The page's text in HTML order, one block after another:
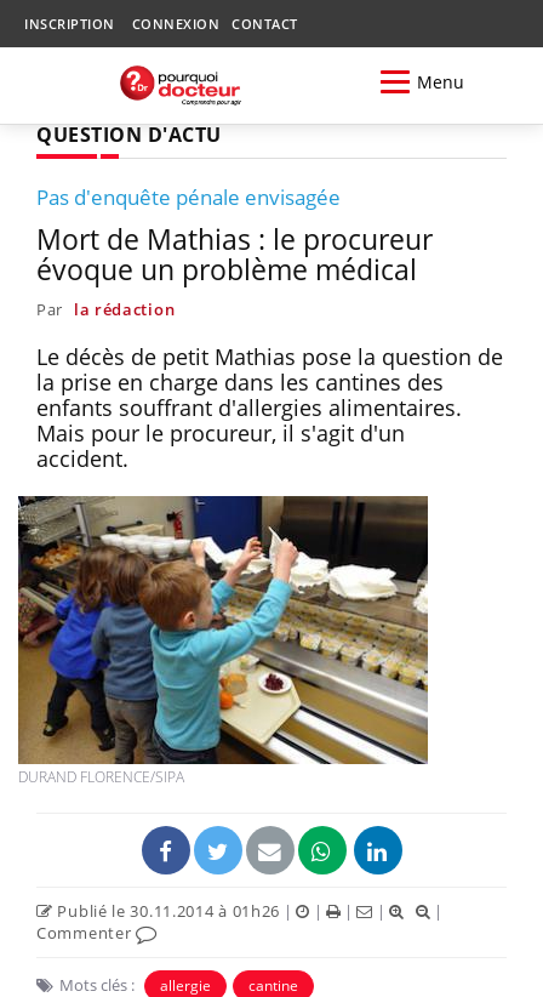
INSCRIPTION CONNEXION CONTACT
Menu
QUESTION D'ACTU
Pas d'enquête pénale envisagée
Mort de Mathias : le procureur
évoque un problème médical
Par la rédaction
Le décès de petit Mathias pose la question de
la prise en charge dans les cantines des
enfants souffrant d'allergies alimentaires.
Mais pour le procureur, il s'agit d'un
accident.
DURAND FLORENCE/SIPA
Publié le 30.11.2014 à 01h26 | | | |
|
Commenter
Mots clés : allergie cantine